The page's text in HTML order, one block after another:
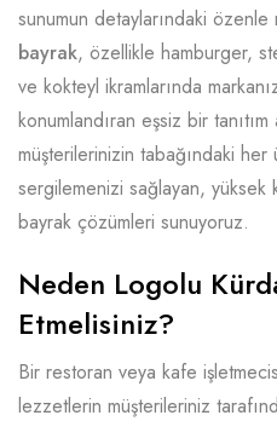
sunumun detaylarındaki özenle
bayrak, özellikle hamburger,
ve kokteyl ikramlarında
konumlandıran eşsiz bir
müşterilerinizin tabağındaki
sergilemenizi sağlayan, yüksek
bayrak çözümleri sunuyoruz.
Neden Logolu
Etmelisiniz?
Bir restoran veya kafe
lezzetlerin müşterileriniz